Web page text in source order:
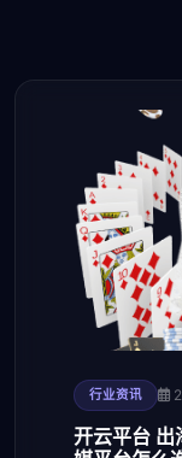
行业资讯
开云平台 出